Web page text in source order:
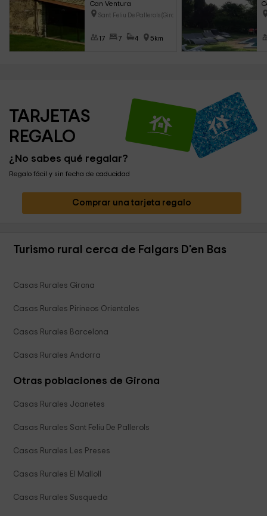
Can Ventura
Sant Feliu De Pallerols (Giron
17 7 4 5km
TARJETAS
REGALO
¿No sabes qué regalar?
Regalo fácil y sin fecha de caducidad
Comprar una tarjeta regalo
Turismo rural cerca de Falgars D'en Bas
Casas Rurales Girona
Casas Rurales Pirineos Orientales
Casas Rurales Barcelona
Casas Rurales Andorra
Otras poblaciones de Girona
Casas Rurales Joanetes
Casas Rurales Sant Feliu De Pallerols
Casas Rurales Les Preses
Casas Rurales El Malloll
Casas Rurales Susqueda